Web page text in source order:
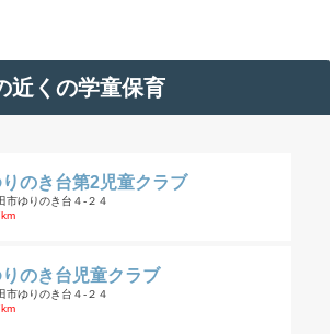
近くの学童保育
りのき台第2児童クラブ
市ゆりのき台４-２４
りのき台児童クラブ
市ゆりのき台４-２４